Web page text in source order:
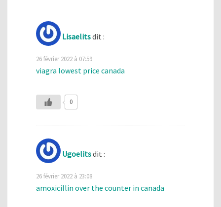
Lisaelitsdit :
26 février 2022 à 07:59
viagra lowest price canada
0
Ugoelitsdit :
26 février 2022 à 23:08
amoxicillin over the counter in canada